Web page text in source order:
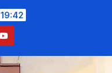
19:42